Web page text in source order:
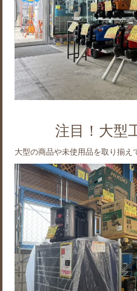
注目！大型
大型の商品や未使用品を取り揃え